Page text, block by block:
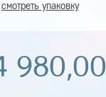
смотреть упаковку
980,00